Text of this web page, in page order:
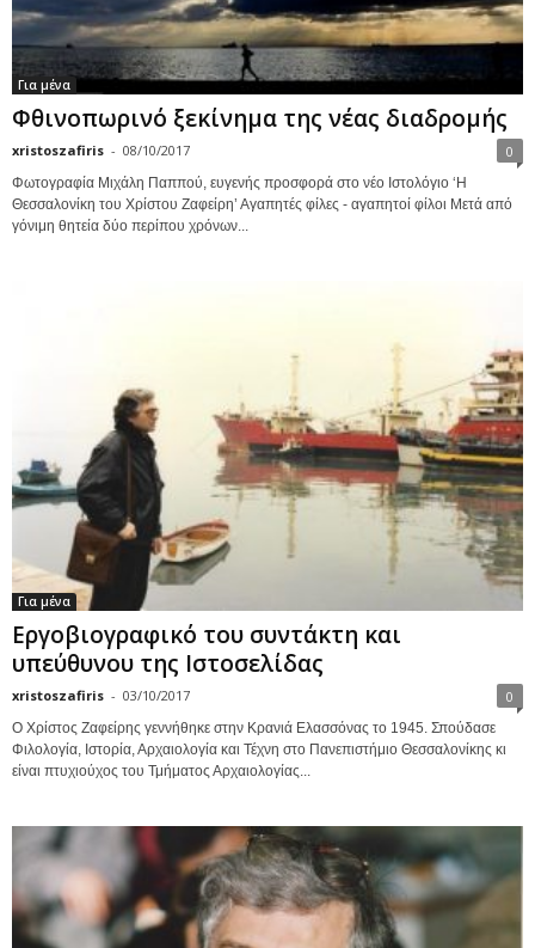
Για μένα
Φθινοπωρινό ξεκίνημα της νέας διαδρομής
xristoszafiris - 08/10/2017 0
Φωτογραφία Μιχάλη Παππού, ευγενής προσφορά στο νέο Ιστολόγιο ‘Η
Θεσσαλονίκη του Χρίστου Ζαφείρη’ Αγαπητές φίλες - αγαπητοί φίλοι Μετά από
γόνιμη θητεία δύο περίπου χρόνων...
Για μένα
Εργοβιογραφικό του συντάκτη και
υπεύθυνου της Ιστοσελίδας
xristoszafiris - 03/10/2017 0
Ο Χρίστος Ζαφείρης γεννήθηκε στην Κρανιά Ελασσόνας το 1945. Σπούδασε
Φιλολογία, Ιστορία, Αρχαιολογία και Τέχνη στο Πανεπιστήμιο Θεσσαλονίκης κι
είναι πτυχιούχος του Τμήματος Αρχαιολογίας...